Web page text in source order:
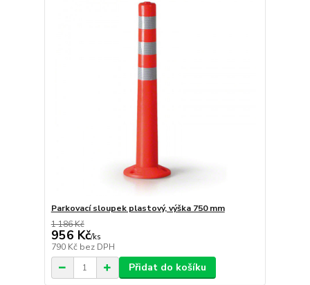
Parkovací sloupek plastový, výška 750 mm
1 186 Kč
956 Kč/ks
790 Kč bez DPH
Přidat do košíku